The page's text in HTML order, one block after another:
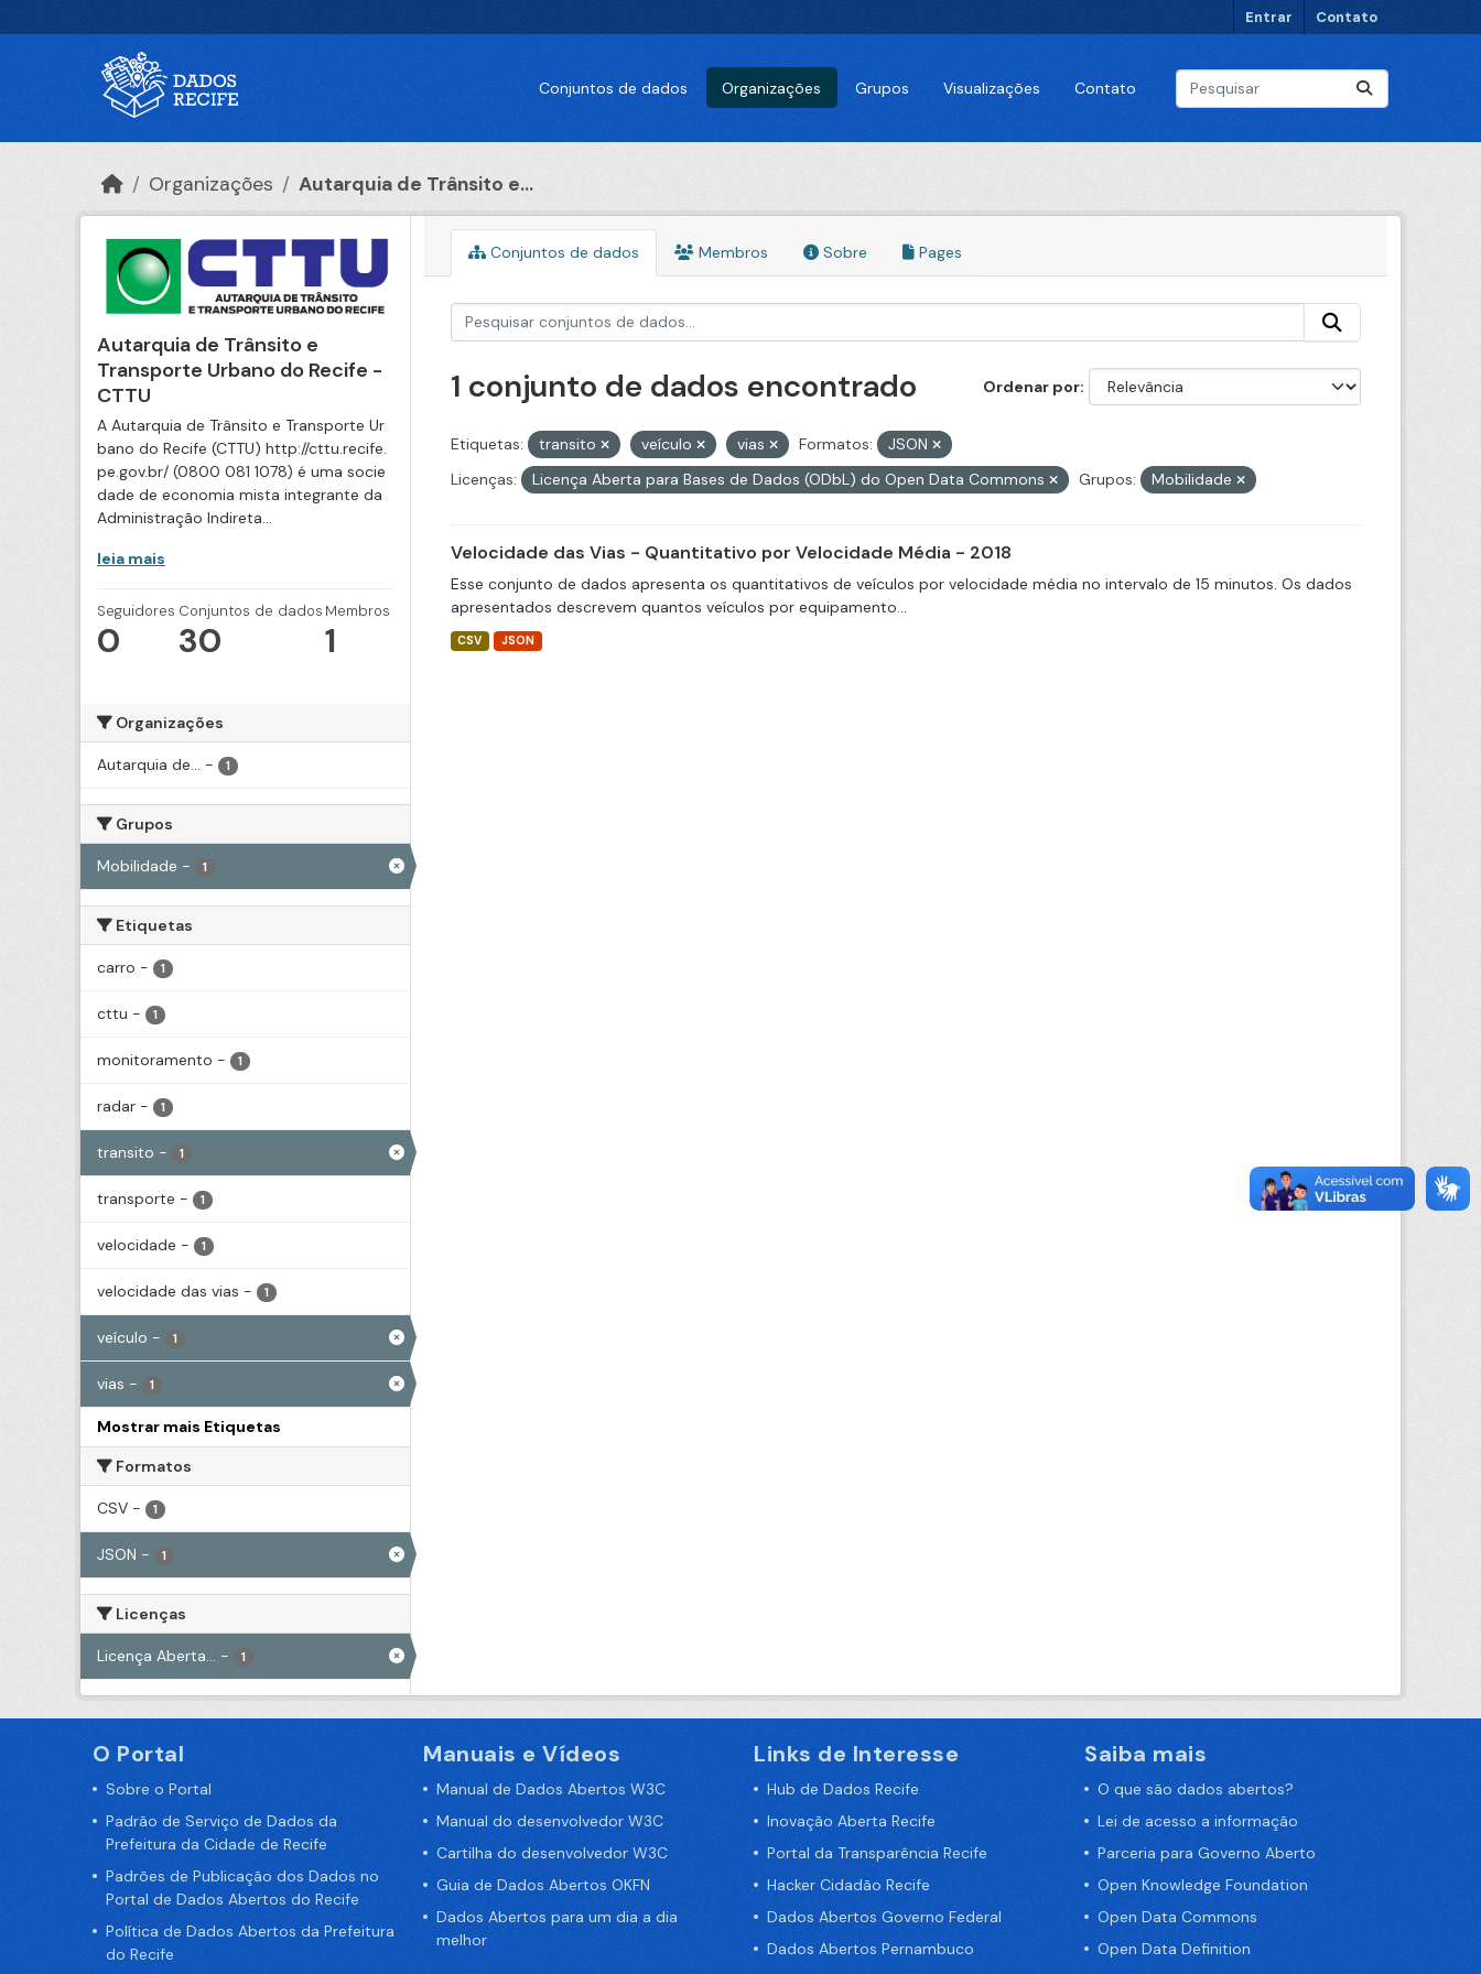
Entrar Contato
Conjuntos de dados Organizações Grupos Visualizações Contato
Organizações Autarquia de Trânsito e...
Autarquia de Trânsito e
Transporte Urbano do Recife -
CTTU
A Autarquia de Trânsito e Transporte Ur
bano do Recife (CTTU) http://cttu.recife.
pe.gov.br/ (0800 081 1078) é uma socie
dade de economia mista integrante da
Administração Indireta...
leia mais
Seguidores
0
Conjuntos de dados
30
Membros
1
Organizações
Autarquia de... - 1
Grupos
Mobilidade - 1
Etiquetas
carro - 1
cttu - 1
monitoramento - 1
radar - 1
transito - 1
transporte - 1
velocidade - 1
velocidade das vias - 1
veículo - 1
vias - 1
Mostrar mais Etiquetas
Formatos
CSV - 1
JSON - 1
Licenças
Licença Aberta... - 1
Conjuntos de dados Membros Sobre Pages
Ordenar por
1 conjunto de dados encontrado
Etiquetas: transito veículo vias Formatos:
JSON
Licenças:
Licença Aberta para Bases de Dados (ODbL) do Open Data Commons Grupos: Mobilidade
Velocidade das Vias - Quantitativo por Velocidade Média - 2018
Esse conjunto de dados apresenta os quantitativos de veículos por velocidade média no intervalo de 15 minutos. Os dados
apresentados descrevem quantos veículos por equipamento...
CSV JSON
O Portal
Sobre o Portal
Padrão de Serviço de Dados da
Prefeitura da Cidade de Recife
Padrões de Publicação dos Dados no
Portal de Dados Abertos do Recife
Política de Dados Abertos da Prefeitura
do Recife
Manuais e Vídeos
Manual de Dados Abertos W3C
Manual do desenvolvedor W3C
Cartilha do desenvolvedor W3C
Guia de Dados Abertos OKFN
Dados Abertos para um dia a dia
melhor
Links de Interesse
Hub de Dados Recife
Inovação Aberta Recife
Portal da Transparência Recife
Hacker Cidadão Recife
Dados Abertos Governo Federal
Dados Abertos Pernambuco
Saiba mais
O que são dados abertos?
Lei de acesso a informação
Parceria para Governo Aberto
Open Knowledge Foundation
Open Data Commons
Open Data Definition